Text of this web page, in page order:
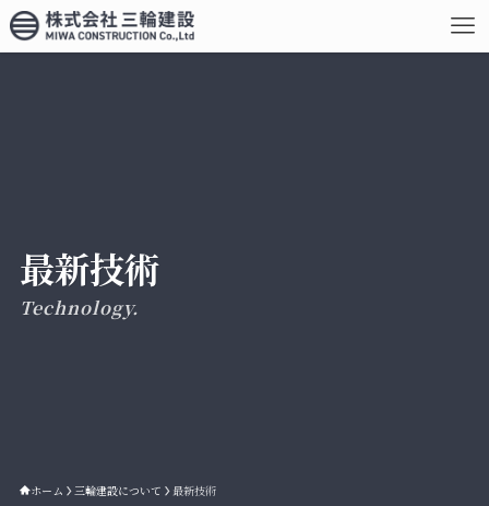
最新技術
Technology.
ホーム 三輪建設について 最新技術